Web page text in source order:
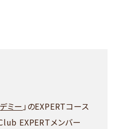
ミー」のEXPERTコース
EXPERTメンバー